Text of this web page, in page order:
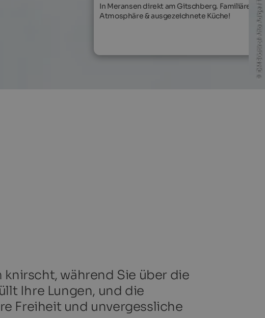
In Meransen direkt am Gitschberg. Familiäre
Atmosphäre & ausgezeichnete Küche!
während Sie über die
Ihre Lungen, und die
Freiheit und unvergessliche